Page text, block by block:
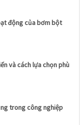
động của bơm bột
và cách lựa chọn phù
trong công nghiệp